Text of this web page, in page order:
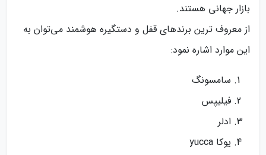
بازار جهانی هستند.
از معروف ترین برندهای قفل و دستگیره هوشمند می‌توان به
این موارد اشاره نمود:
سامسونگ
فیلیپس
ادلر
یوکا yucca